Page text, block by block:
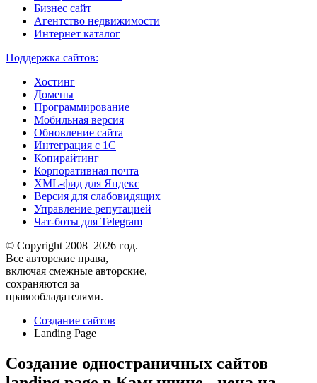
Бизнес сайт
Агентство недвижимости
Интернет каталог
Поддержка сайтов:
Хостинг
Домены
Программирование
Мобильная версия
Обновление сайта
Интеграция с 1С
Копирайтинг
Корпоративная почта
XML-фид для Яндекс
Версия для слабовидящих
Управление репутацией
Чат-боты для Telegram
© Copyright 2008–2026 год.
Все авторские права,
включая смежные авторские,
сохраняются за
правообладателями.
Создание сайтов
Landing Page
Создание одностраничных сайтов